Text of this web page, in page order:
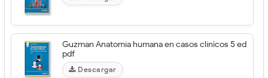
Guzman Anatomía humana en casos clínicos 5 ed
pdf
Descargar